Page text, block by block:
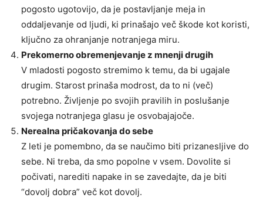
pogosto ugotovijo, da je postavljanje meja in
oddaljevanje od ljudi, ki prinašajo več škode kot koristi,
ključno za ohranjanje notranjega miru.
Prekomerno obremenjevanje z mnenji drugih
V mladosti pogosto stremimo k temu, da bi ugajale
drugim. Starost prinaša modrost, da to ni (več)
potrebno. Življenje po svojih pravilih in poslušanje
svojega notranjega glasu je osvobajajoče.
Nerealna pričakovanja do sebe
Z leti je pomembno, da se naučimo biti prizanesljive do
sebe. Ni treba, da smo popolne v vsem. Dovolite si
počivati, narediti napake in se zavedajte, da je biti
“dovolj dobra” več kot dovolj.